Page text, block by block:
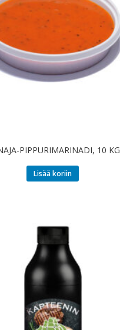
PIPPURIMARINADI, 10 KG
Lisää koriin